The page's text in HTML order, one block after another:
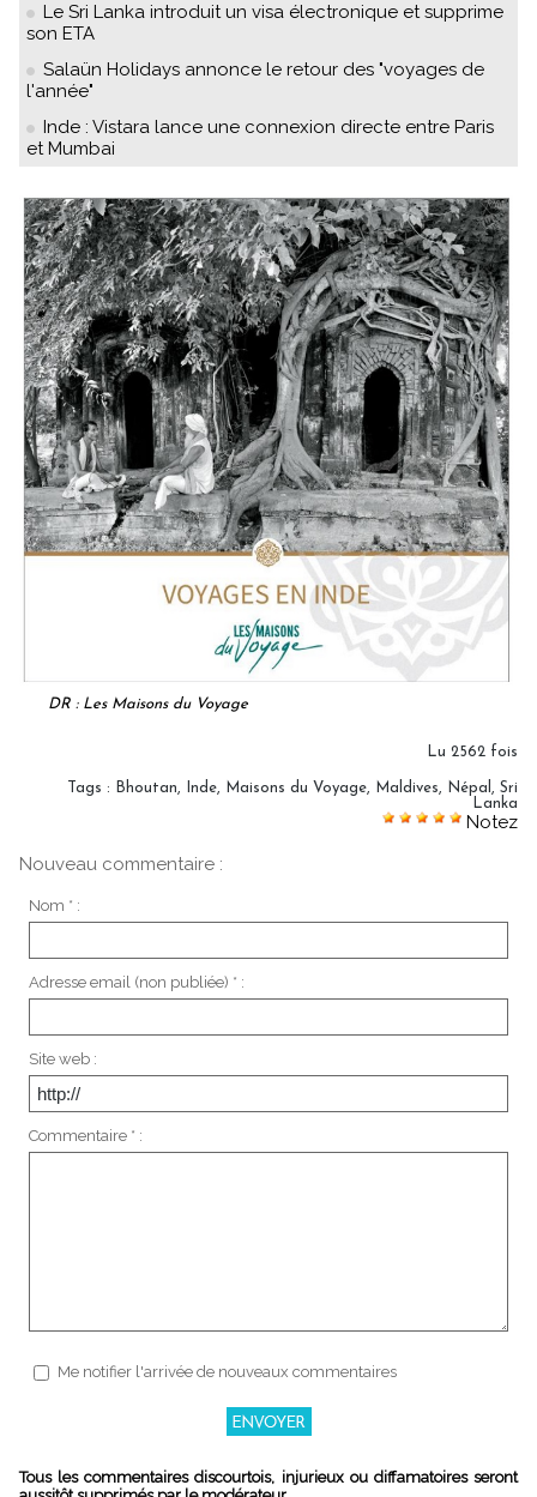
Le Sri Lanka introduit un visa électronique et supprime
son ETA
Salaün Holidays annonce le retour des "voyages de
l'année"
Inde : Vistara lance une connexion directe entre Paris
et Mumbai
DR : Les Maisons du Voyage
Lu 2562 fois
Tags : Bhoutan Inde Maisons du Voyage Maldives Népal
Sri
Lanka
Notez
Nouveau commentaire :
Nom * :
Adresse email (non publiée) * :
Site web :
Commentaire * :
Me notifier l'arrivée de nouveaux commentaires
Tous les commentaires discourtois, injurieux ou diffamatoires seront